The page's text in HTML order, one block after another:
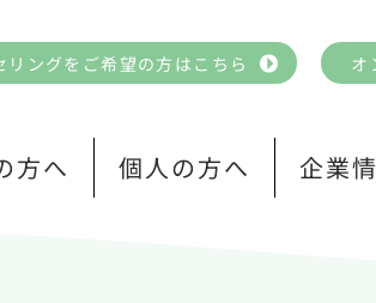
リングをご希望の方はこちら オ
方へ 個人の方へ 企業